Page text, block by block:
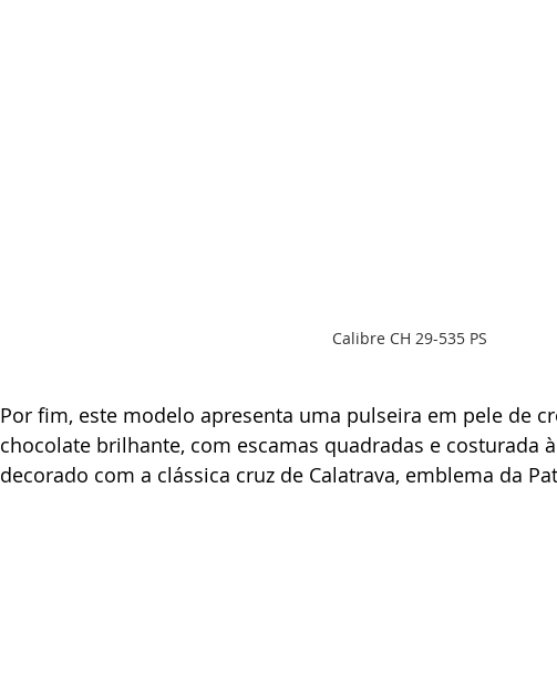
Calibre CH 29-535 PS
Por fim, este modelo apresenta uma pulseira em pele de
chocolate brilhante, com escamas quadradas e costurada
decorado com a clássica cruz de Calatrava, emblema da